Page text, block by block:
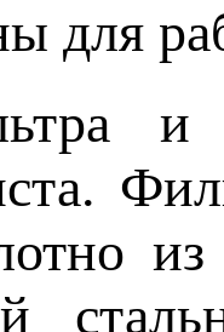
для
и